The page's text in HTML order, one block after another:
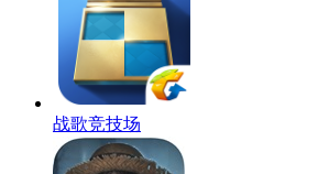
战歌竞技场